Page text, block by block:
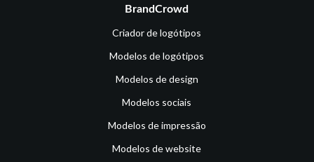
BrandCrowd
Criador de logótipos
Modelos de logótipos
Modelos de design
Modelos sociais
Modelos de impressão
Modelos de website